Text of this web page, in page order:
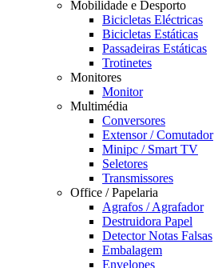
Mobilidade e Desporto
Bicicletas Eléctricas
Bicicletas Estáticas
Passadeiras Estáticas
Trotinetes
Monitores
Monitor
Multimédia
Conversores
Extensor / Comutador
Minipc / Smart TV
Seletores
Transmissores
Office / Papelaria
Agrafos / Agrafador
Destruidora Papel
Detector Notas Falsas
Embalagem
Envelopes